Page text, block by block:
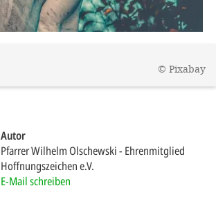
© Pixabay
Autor
Pfarrer Wilhelm Olschewski Ehrenmitglied
Hoffnungszeichen e.V.
E-Mail schreiben
und
den